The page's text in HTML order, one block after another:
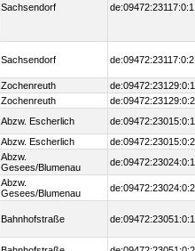
Sachsendorf de:09472:23117:0:1
Sachsendorf de:09472:23117:0:2
Zochenreuth
de:09472:23129:0:1
Zochenreuth
de:09472:23129:0:2
Abzw. Escherlich
de:09472:23015:0:1
Abzw. Escherlich
de:09472:23015:0:2
Abzw.
Gesees/Blumenau
de:09472:23024:0:1
Abzw.
Gesees/Blumenau
de:09472:23024:0:2
Bahnhofstraße de:09472:23051:0:1